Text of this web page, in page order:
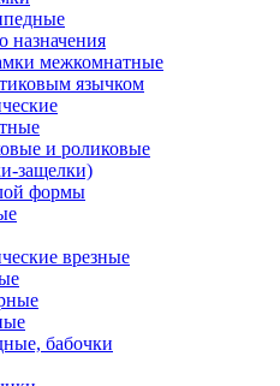
назначения
межкомнатные
язычком
и роликовые
защелки)
формы
врезные
бабочки